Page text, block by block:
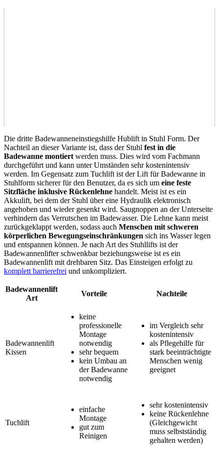
Die dritte Badewanneneinstiegshilfe Hublift in Stuhl Form. Der
Nachteil an dieser Variante ist, dass der Stuhl fest in die
Badewanne montiertwerden muss. Dies wird vom Fachmann
durchgeführt und kann unter Umständen sehr kostenintensiv
werden. Im Gegensatz zum Tuchlift ist der Lift für Badewanne in
Stuhlform sicherer für den Benutzer, da es sich um eine feste
Sitzfläche inklusive Rückenlehne handelt. Meist ist es ein
Akkulift, bei dem der Stuhl über eine Hydraulik elektronisch
angehoben und wieder gesenkt wird. Saugnoppen an der Unterseite
verhindern das Verrutschen im Badewasser. Die Lehne kann meist
zurückgeklappt werden, sodass auch Menschen mit schweren
körperlichen Bewegungseinschränkungen sich ins Wasser legen
und entspannen können. Je nach Art des Stuhllifts ist der
Badewannenlifter schwenkbar beziehungsweise ist es ein
Badewannenlift mit drehbaren Sitz. Das Einsteigen erfolgt zu
komplett barrierefrei und unkompliziert.
Badewannenlift
Art
Vorteile Nachteile
Badewannenlift
Kissen
keine
professionelle
Montage
notwendig
sehr bequem
kein Umbau an
der Badewanne
notwendig
im Vergleich sehr
kostenintensiv
als Pflegehilfe für
stark beeinträchtigte
Menschen wenig
geeignet
Tuchlift
einfache
Montage
gut zum
Reinigen
sehr kostenintensiv
keine Rückenlehne
(Gleichgewicht
muss selbstständig
gehalten werden)